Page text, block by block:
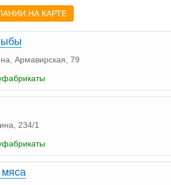
НА КАРТЕ
Армавирская, 79
234/1
мяса